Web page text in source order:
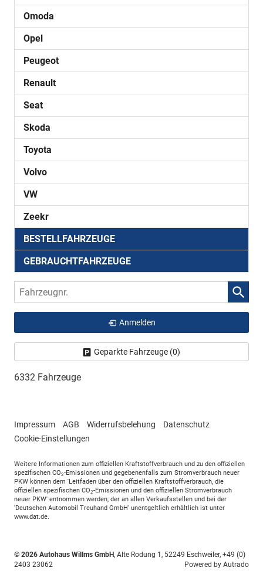
Omoda
Opel
Peugeot
Renault
Seat
Skoda
Toyota
Volvo
VW
Zeekr
BESTELLFAHRZEUGE
GEBRAUCHTFAHRZEUGE
Fahrzeugnr.
Anmelden
Geparkte Fahrzeuge (0)
6332 Fahrzeuge
Impressum AGB Widerrufsbelehung
Datenschutz
Cookie-Einstellungen
Weitere Informationen zum offiziellen Kraftstoffverbrauch und zu den offiziellen
spezifischen CO2-Emissionen und gegebenenfalls zum Stromverbrauch neuer
PKW können dem 'Leitfaden über den offiziellen Kraftstoffverbrauch, die
offiziellen spezifischen CO2-Emissionen und den offiziellen Stromverbrauch
neuer PKW' entnommen werden, der an allen Verkaufsstellen und bei der
'Deutschen Automobil Treuhand GmbH' unentgeltlich erhältlich ist unter
www.dat.de.
© 2026 Autohaus Willms GmbH, Alte Rodung 1 , 52249 Eschweiler, +49 (0)
2403 23062
Powered by Autrado